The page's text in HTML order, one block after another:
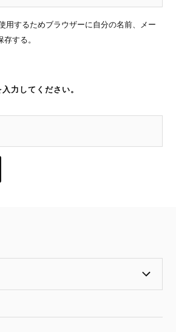
用するためブラウザーに自分の名前、メー
する。
力してください。